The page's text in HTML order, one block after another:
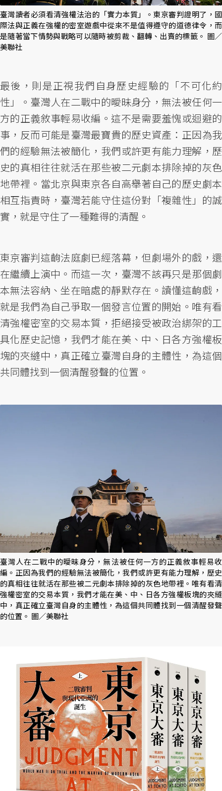
臺灣讀者必須看清強權法治的「實力本質」。東京審判證明了，國
際法與正義在強權的密室遊戲中從來不是值得遵守的道德律令，而
是隨著當下情勢與戰略可以隨時被剪裁、翻轉、出賣的標籤。 圖／
美聯社
最後，則是正視我們自身歷史經驗的「不可化約
性」。臺灣人在二戰中的曖昧身分，無法被任何一
方的正義敘事輕易收編。這不是需要羞愧或迴避的
事，反而可能是臺灣最寶貴的歷史資產：正因為我
們的經驗無法被簡化，我們或許更有能力理解，歷
史的真相往往就活在那些被二元劇本排除掉的灰色
地帶裡。當北京與東京各自高舉著自己的歷史劇本
相互指責時，臺灣若能守住這份對「複雜性」的誠
實，就是守住了一種難得的清醒。
東京審判這齣法庭劇已經落幕，但劇場外的戲，還
在繼續上演中。而這一次，臺灣不該再只是那個劇
本無法容納、坐在暗處的靜默存在。讀懂這齣戲，
就是我們為自己爭取一個發言位置的開始。唯有看
清強權密室的交易本質，拒絕接受被政治綁架的工
具化歷史記憶，我們才能在美、中、日各方強權板
塊的夾縫中，真正確立臺灣自身的主體性，為這個
共同體找到一個清醒發聲的位置。
臺灣人在二戰中的曖昧身分，無法被任何一方的正義敘事輕易收
編。正因為我們的經驗無法被簡化，我們或許更有能力理解，歷史
的真相往往就活在那些被二元劇本排除掉的灰色地帶裡。唯有看清
強權密室的交易本質，我們才能在美、中、日各方強權板塊的夾縫
中，真正確立臺灣自身的主體性，為這個共同體找到一個清醒發聲
的位置。 圖／美聯社